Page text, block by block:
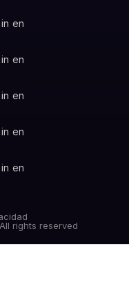
en
en
en
en
en
rights reserved